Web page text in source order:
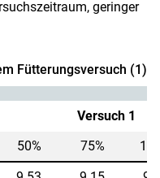
geringer
Fütterungsversuch (1)
Versuch 1
50% 75%